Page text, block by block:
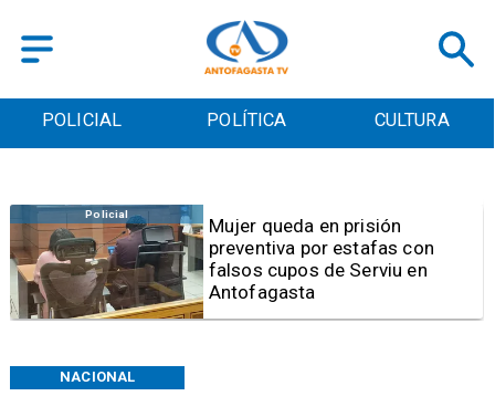
POLICIAL POLÍTICA CULTURA
NACIONAL
Videos
Video | Choferes del
TransAntofagasta piden
sistema mixto de pago